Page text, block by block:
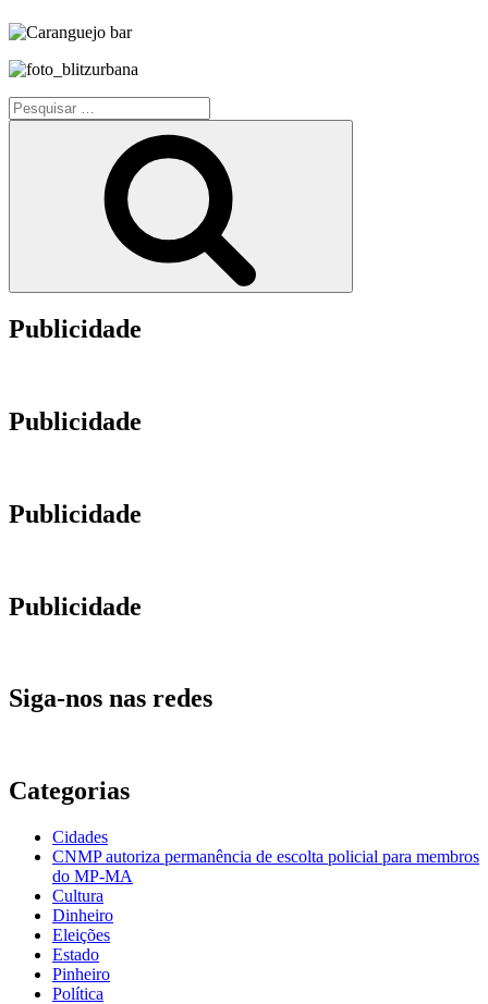
Pesquisar
por:
Publicidade
Publicidade
Publicidade
Publicidade
Siga-nos nas redes
Categorias
Cidades
CNMP autoriza permanência de escolta policial para membros
do MP-MA
Cultura
Dinheiro
Eleições
Estado
Pinheiro
Política